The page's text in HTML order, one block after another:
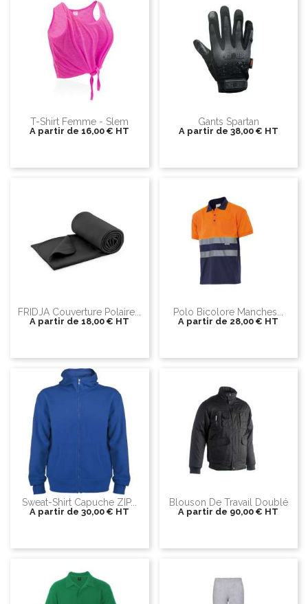
T-Shirt Femme - Slem
A partir de 16,00 € HT
Gants Spartan
A partir de 38,00 € HT
FRIDJA Couverture Polaire...
A partir de 18,00 € HT
Polo Bicolore Manches...
A partir de 28,00 € HT
Sweat-Shirt Capuche ZIP...
A partir de30,00 € HT
Blouson De Travail Doublé
A partir de 90,00 € HT